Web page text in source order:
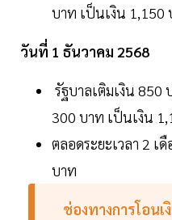
บาท เป็นเงิน 1,150
วันที่ 1 ธันวาคม 2568
รัฐบาลเติมเงิน
300 บาท เป็นเงิน
ตลอดระยะเวลา 2 เ
บาท
ช่องทางการโอน